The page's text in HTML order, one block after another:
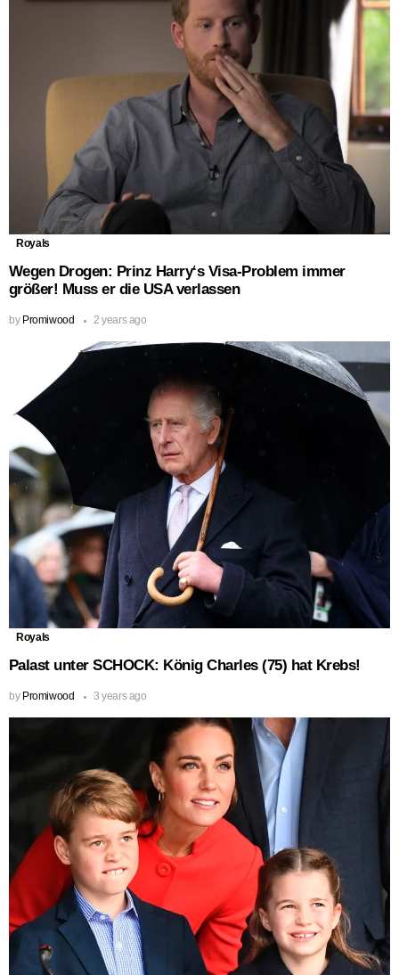
Royals
Wegen Drogen: Prinz Harry‘s Visa-Problem immer
größer! Muss er die USA verlassen
by Promiwood 2 years ago
Royals
Palast unter SCHOCK: König Charles (75) hat Krebs!
by Promiwood 3 years ago